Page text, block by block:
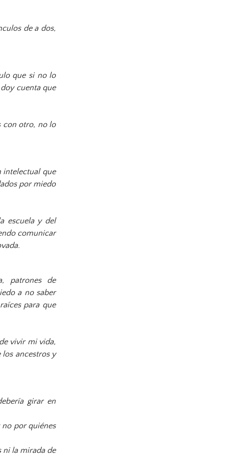
de a dos,
que si no lo
cuenta que
con otro, no lo
intelectual que
por miedo
escuela y del
comunicar
patrones de
a no saber
para que
vivir mi vida,
ancestros y
girar en
no por quiénes
ni la mirada de